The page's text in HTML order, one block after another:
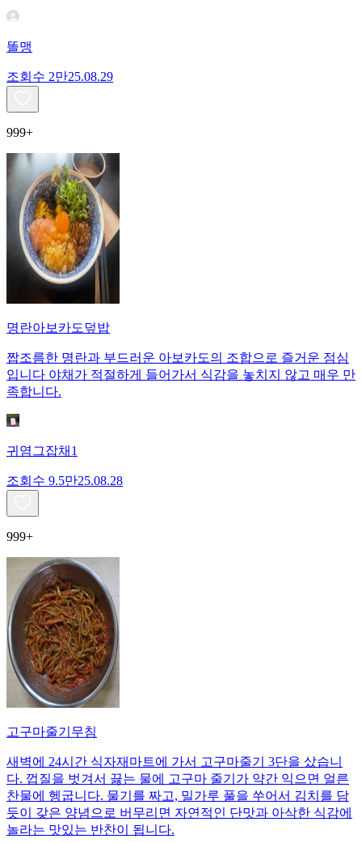
똘맹
조회수 2만25.08.29
999+
명란아보카도덮밥
짭조름한 명란과 부드러운 아보카도의 조합으로 즐거운 점심
입니다 야채가 적절하게 들어가서 식감을 놓치지 않고 매우 만
족합니다.
귀염그잡채1
조회수 9.5만25.08.28
999+
고구마줄기무침
새벽에 24시간 식자재마트에 가서 고구마줄기 3단을 샀습니
다. 껍질을 벗겨서 끓는 물에 고구마 줄기가 약간 익으면 얼른
찬물에 헹굽니다. 물기를 짜고, 밀가루 풀을 쑤어서 김치를 담
듯이 갖은 양념으로 버무리면 자연적인 단맛과 아삭한 식감에
놀라는 맛있는 반찬이 됩니다.